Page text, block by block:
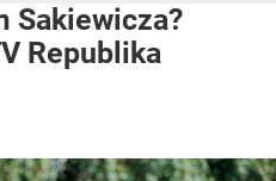
Sakiewicza?
Republika